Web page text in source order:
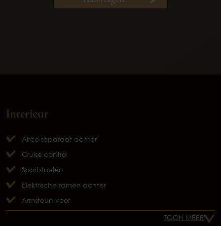
Interieur
Airco separaat achter
Cruise control
Sportstoelen
Elektrische ramen achter
Armsteun voor
TOON MEER